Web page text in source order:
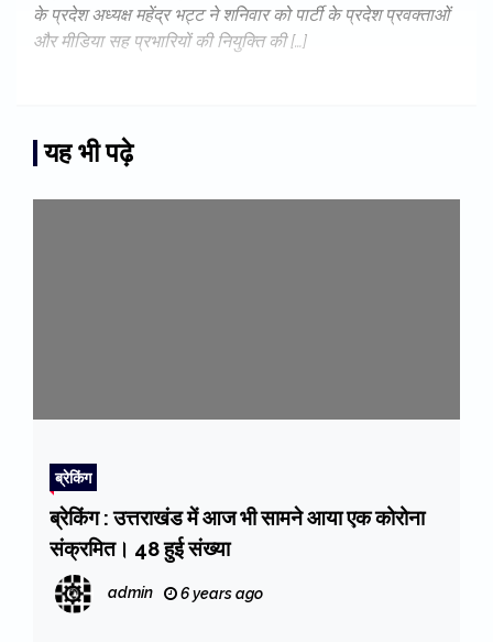
के प्रदेश अध्यक्ष महेंद्र भट्ट ने शनिवार को पार्टी के प्रदेश प्रवक्ताओं
और मीडिया सह प्रभारियों की नियुक्ति की […]
यह भी पढ़े
ब्रेकिंग
ब्रेकिंग : उत्तराखंड में आज भी सामने आया एक कोरोना
संक्रमित। 48 हुई संख्या
admin 6 years ago